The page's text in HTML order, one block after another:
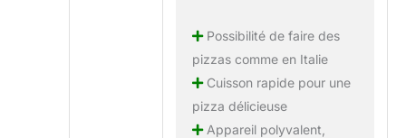
Possibilité de faire des
pizzas comme en Italie
Cuisson rapide pour une
pizza délicieuse
Appareil polyvalent,